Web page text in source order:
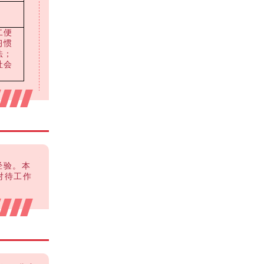
便
惯
会
。本
待工作